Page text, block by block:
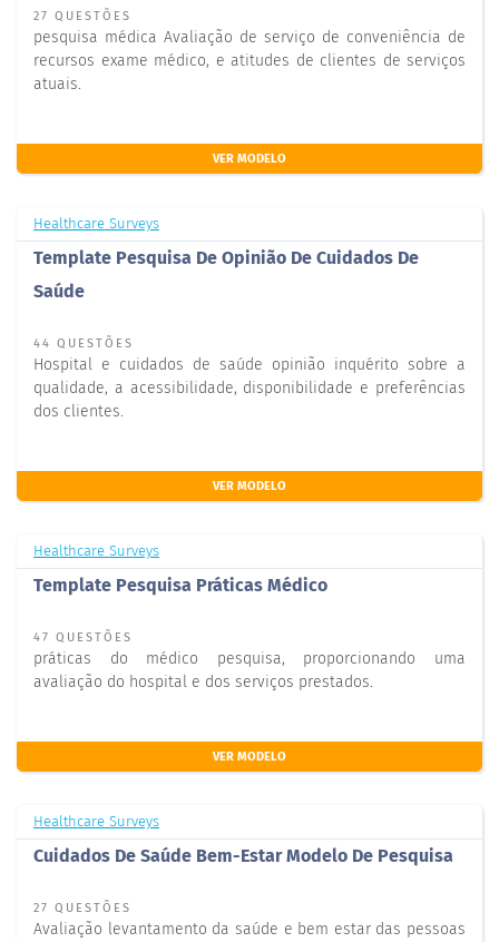
27 QUESTÕES
pesquisa médica Avaliação de serviço de conveniência de
recursos exame médico, e atitudes de clientes de serviços
atuais.
VER MODELO
Healthcare Surveys
Template Pesquisa De Opinião De Cuidados De
Saúde
44 QUESTÕES
Hospital e cuidados de saúde opinião inquérito sobre a
qualidade, a acessibilidade, disponibilidade e preferências
dos clientes.
VER MODELO
Healthcare Surveys
Template Pesquisa Práticas Médico
47 QUESTÕES
práticas do médico pesquisa, proporcionando uma
avaliação do hospital e dos serviços prestados.
VER MODELO
Healthcare Surveys
Cuidados De Saúde Bem-Estar Modelo De Pesquisa
27 QUESTÕES
Avaliação levantamento da saúde e bem estar das pessoas